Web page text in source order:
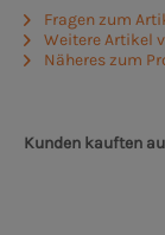
Fragen zum
Weitere Artikel
Näheres zum
Kunden kauften